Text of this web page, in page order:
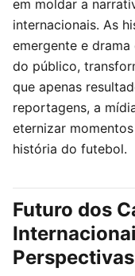
em moldar a
internacionais. As
emergente e
do público,
que apenas
reportagens, a
eternizar
história do futebol.
Futuro dos
Perspectivas